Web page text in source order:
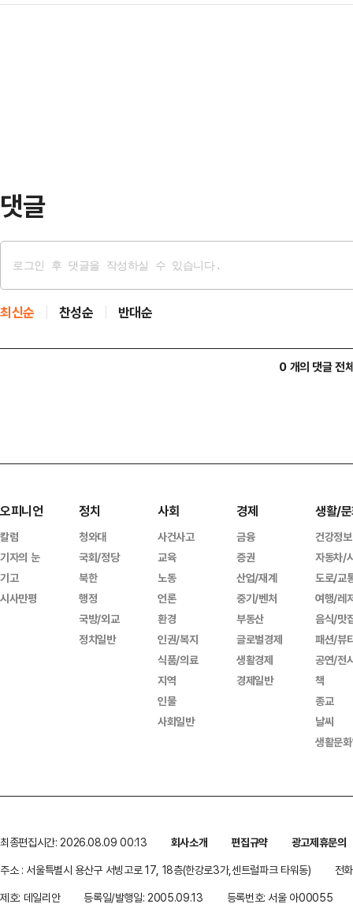
는 김현수…
·병원·연구 기관·기업·투자기관 관
댓글
최신순 찬성순 반대순
0 개의 댓글 전
오피니언
칼럼
기자의 눈
기고
시사만평
정치
청와대
국회/정당
북한
행정
국방/외교
정치일반
사회
사건사고
교육
노동
언론
환경
인권/복지
식품/의료
지역
인물
사회일반
경제
금융
증권
산업/재계
중기/벤처
부동산
글로벌경제
생활경제
경제일반
생활/
건강정보
자동차/
도로/교
여행/레
음식/맛
패션/뷰
공연/전
책
종교
날씨
생활문
최종편집시간: 2026.08.09 00:13 회사소개 편집규약
광고제휴문의
주소 : 서울특별시 용산구 서빙고로 17, 18층(한강로3가,센트럴파크 타워동)
전
제호: 데일리안
등록일/발행일: 2005.09.13 등록번호: 서울 아00055